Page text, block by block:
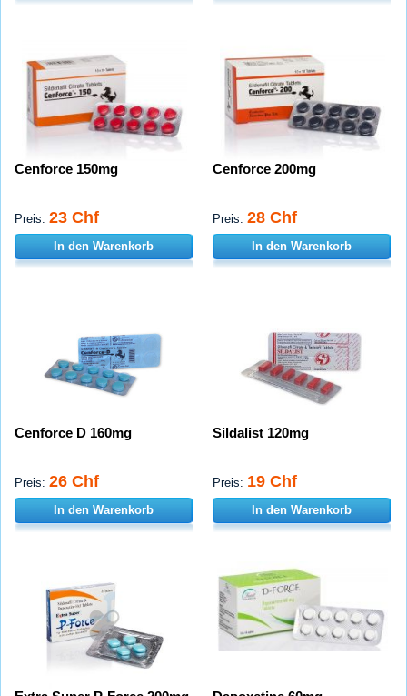
Cenforce 150mg
Preis: 23 Chf
In den Warenkorb
Cenforce 200mg
Preis: 28 Chf
In den Warenkorb
Cenforce D 160mg
Preis: 26 Chf
In den Warenkorb
Sildalist 120mg
Preis: 19 Chf
In den Warenkorb